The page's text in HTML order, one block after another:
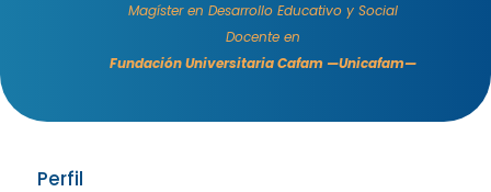
Magíster en Desarrollo Educativo y Social
Docente en
Fundación Universitaria Cafam —Unicafam—
Perfil